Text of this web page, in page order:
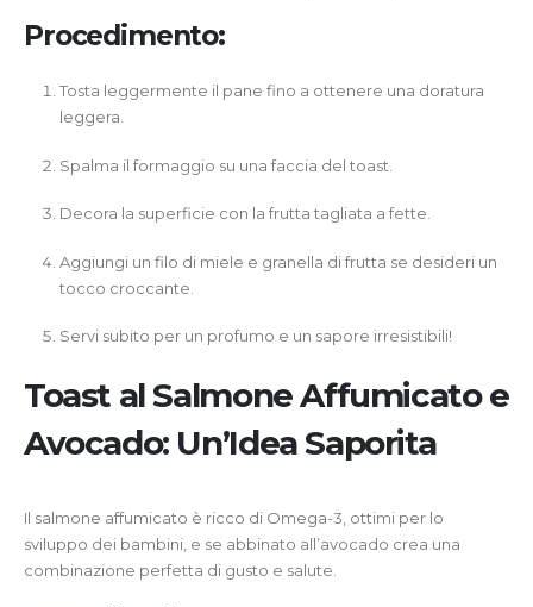
Procedimento:
Tosta leggermente il pane fino a ottenere una doratura
leggera.
Spalma il formaggio su una faccia del toast.
Decora la superficie con la frutta tagliata a fette.
Aggiungi un filo di miele e granella di frutta se desideri un
tocco croccante.
Servi subito per un profumo e un sapore irresistibili!
Toast al Salmone Affumicato e
Avocado: Un’Idea Saporita
Il salmone affumicato è ricco di Omega-3, ottimi per lo
sviluppo dei bambini, e se abbinato all’avocado crea una
combinazione perfetta di gusto e salute.